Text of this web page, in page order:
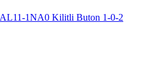
1NA0 Kilitli Buton 1-0-2